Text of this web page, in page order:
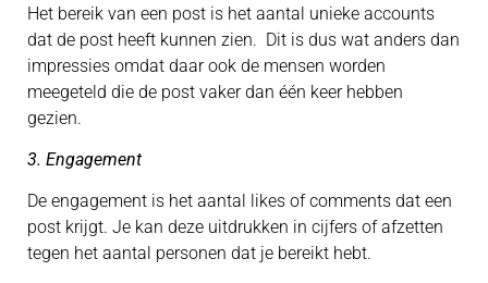
Het bereik van een post is het aantal unieke accounts
dat de post heeft kunnen zien. Dit is dus wat anders dan
impressies omdat daar ook de mensen worden
meegeteld die de post vaker dan één keer hebben
gezien.
3. Engagement
De engagement is het aantal likes of comments dat een
post krijgt. Je kan deze uitdrukken in cijfers of afzetten
tegen het aantal personen dat je bereikt hebt.